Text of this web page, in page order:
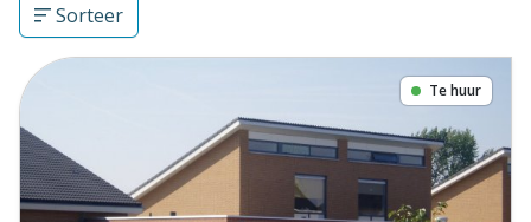
Sorteer
Te huur